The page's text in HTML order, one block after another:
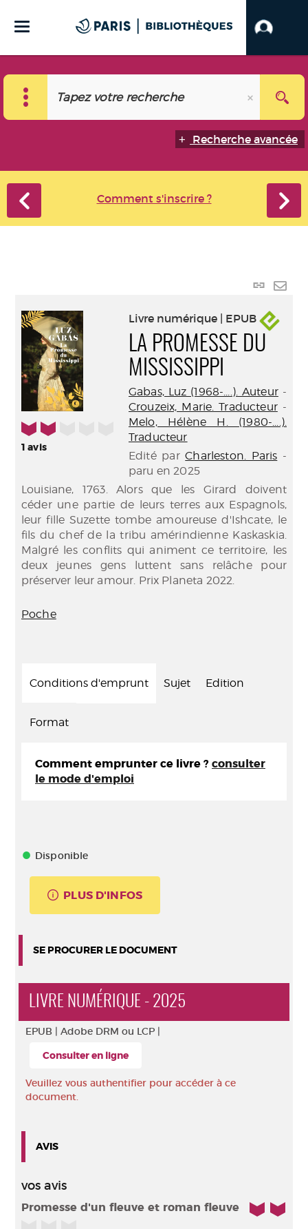
Recherche avancée
Comment s'inscrire ?
Lien
2/5
1avis
Livre numérique | EPUB
LA PROMESSE DU
MISSISSIPPI
Gabas, Luz (1968-....). Auteur-
Crouzeix, Marie. Traducteur-
Melo, Hélène H. (1980-....).
Traducteur
Edité parCharleston. Paris -
paru en 2025
Louisiane, 1763. Alors que les Girard doivent
céder une partie de leurs terres aux Espagnols,
leur fille Suzette tombe amoureuse d'Ishcate, le
fils du chef de la tribu amérindienne Kaskaskia.
Malgré les conflits qui animent ce territoire, les
deux jeunes gens luttent sans relâche pour
préserver leur amour. Prix Planeta 2022.
Poche
Conditions d'emprunt Sujet Edition
Format
Comment emprunter ce livre ? consulter
le mode d'emploi
Disponible
PLUS D'INFOS
SE PROCURER LE DOCUMENT
LIVRE NUMÉRIQUE - 2025
EPUB | Adobe DRM ou LCP |
Consulter en ligne
Veuillez vous authentifier pour accéder à ce
document.
AVIS
vos avis
Promesse d'un fleuve et roman fleuve 2/5